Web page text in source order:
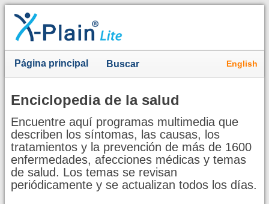
Página principal Buscar English
Enciclopedia de la salud
Encuentre aquí programas multimedia que
describen los síntomas, las causas, los
tratamientos y la prevención de más de 1600
enfermedades, afecciones médicas y temas
de salud. Los temas se revisan
periódicamente y se actualizan todos los días.